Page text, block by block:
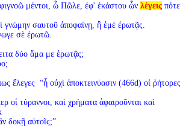
μέντοι, ὦ Πῶλε, ἐφ' ἑκάστου ὧν λέγεις
γνώμην σαυτοῦ ἀποφαίνῃ, ἢ ἐμὲ ἐρωτᾷς.
σὲ ἐρωτῶ.
δύο ἅμα με ἐρωτᾷς;
ἔλεγες· “ἦ οὐχὶ ἀποκτεινύασιν (466d) οἱ
οἱ τύραννοι, καὶ χρήματα ἀφαιροῦνται καὶ
δοκῇ αὐτοῖς;”